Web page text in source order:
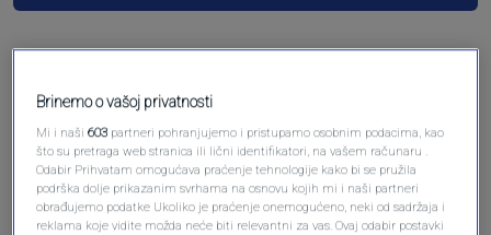
Oglas
Brinemo o vašoj privatnosti
Mi i naši603 partneri pohranjujemo i pristupamo osobnim podacima, kao
što su pretraga web stranica ili lični identifikatori, na vašem računaru .
Odabir Prihvatam omogućava praćenje tehnologije kako bi se pružila
podrška dolje prikazanim svrhama na osnovu kojih mi i naši partneri
obrađujemo podatke Ukoliko je praćenje onemogućeno, neki od sadržaja i
reklama koje vidite možda neće biti relevantni za vas. Ovaj odabir postavki